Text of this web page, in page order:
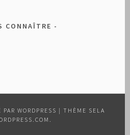
CONNAÎTRE
WORDPRESS | THÈME SELA